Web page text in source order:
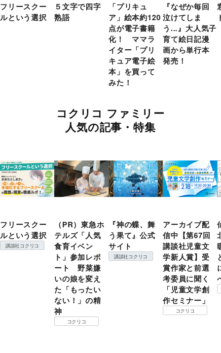
フリースクー
ルという選択
５文字で四字
熟語
「プリキュ
ア」絵本約120
点が電子書籍
化！ ママラ
イター「プリ
キュア電子絵
本」を買って
みた！
『なぜか毎回
泣けてしま
う...』大人気子
育て絵日記漫
画から単行本
発売！
コクリコ ファミリー
人気の記事・特集
フリースクー
ルという選択
講談社コクリコ
（PR）東急ホ
テルズ「人気
食育イベン
ト」参加レポ
ート 野菜嫌
いの娘を変え
た「もったい
ない！」の精
神
コクリコ
『神の蝶、舞
う果て』公式
サイト
講談社コクリコ
アーカイブ配
信中【第67回
講談社児童文
学新人賞】受
賞作家と前選
考委員に聞く
「児童文学創
作セミナー」
コクリコ